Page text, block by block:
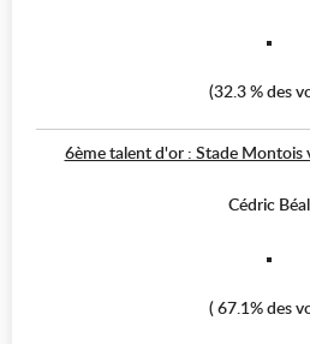
(32.3 % des
6ème talent d'or : Stade Montois
Cédric Béal
( 67.1% des